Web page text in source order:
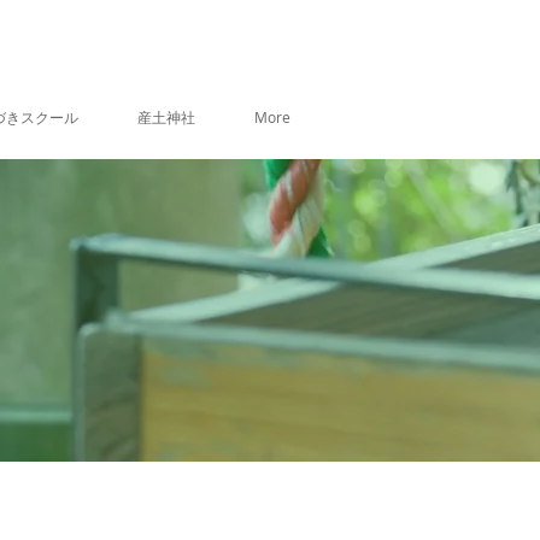
きスクール 産土神社 More